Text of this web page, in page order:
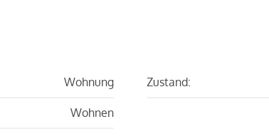
Wohnung
Wohnen
Zustand: